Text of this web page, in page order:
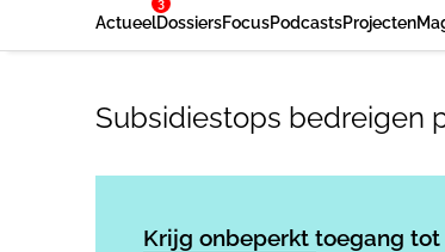
ActueelDossiersFocusPodcastsProjecten
Subsidiestops bedreigen
Krijg onbeperkt toegang